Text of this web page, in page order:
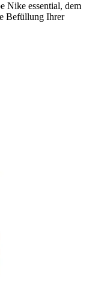
Nike essential, dem
Befüllung Ihrer